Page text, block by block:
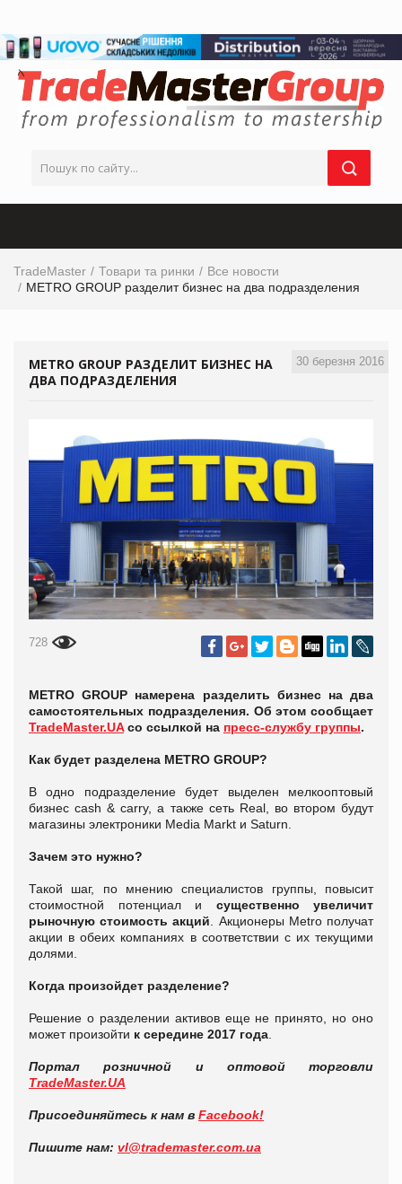
TradeMaster Товари та ринки
Все новости
METRO GROUP разделит бизнес на два подразделения
30 березня 2016
METRO GROUP РАЗДЕЛИТ БИЗНЕС НА
ДВА ПОДРАЗДЕЛЕНИЯ
728
METRO GROUP намерена разделить бизнес на два
самостоятельных подразделения. Об этом сообщает
TradeMaster.UAсо ссылкой на пресс-службу группы.
Как будет разделена METRO GROUP?
В одно подразделение будет выделен мелкооптовый
бизнес cash & carry, а также сеть Real, во втором будут
магазины электроники Media Markt и Saturn.
Зачем это нужно?
Такой шаг, по мнению специалистов группы, повысит
стоимостной потенциал и существенно увеличит
рыночную стоимость акций . Акционеры Metro получат
акции в обеих компаниях в соответствии с их текущими
долями.
Когда произойдет разделение?
Решение о разделении активов еще не принято, но оно
может произойти к середине 2017 года
Портал розничной и оптовой торговли
TradeMaster.UA
Присоединяйтесь к нам в Facebook!
Пишите нам: vl@trademaster.com.ua